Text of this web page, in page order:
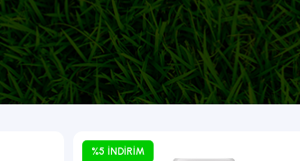
%5 İNDIRIM